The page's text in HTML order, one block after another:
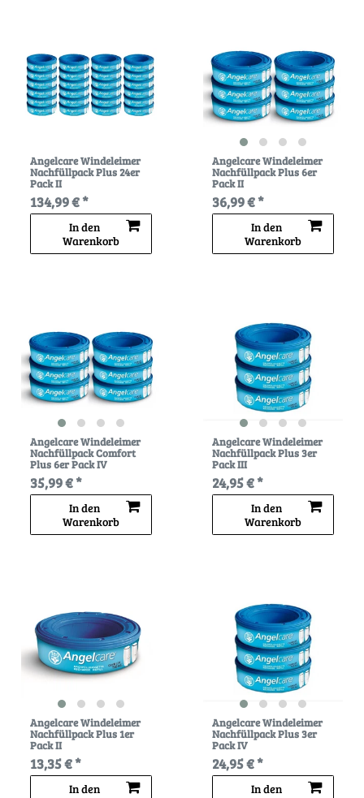
Angelcare Windeleimer
Nachfüllpack Plus 24er
Pack II
134,99 € *
In den
Warenkorb
Angelcare Windeleimer
Nachfüllpack Plus 6er
Pack II
36,99 € *
In den
Warenkorb
Angelcare Windeleimer
Nachfüllpack Comfort
Plus 6er Pack IV
35,99 € *
In den
Warenkorb
Angelcare Windeleimer
Nachfüllpack Plus 3er
Pack III
24,95 € *
In den
Warenkorb
Angelcare Windeleimer
Nachfüllpack Plus 1er
Pack II
13,35 € *
In den
Angelcare Windeleimer
Nachfüllpack Plus 3er
Pack IV
24,95 € *
In den